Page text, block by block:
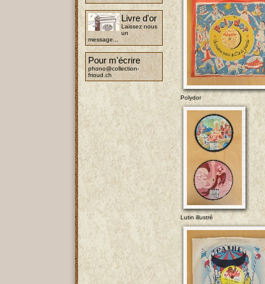
Livre d'or
Laissez nous
un
message...
Pour m'écrire
phono@collection-
frioud.ch
Polydor
Lutin illustré